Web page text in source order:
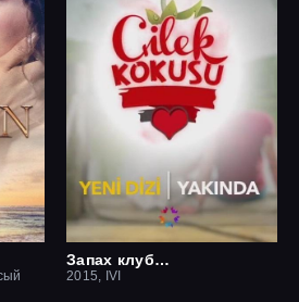
Запах клубники
2015, IVI